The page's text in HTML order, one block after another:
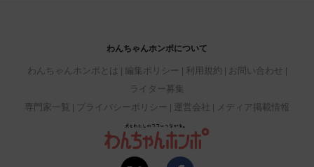
わんちゃんホンポについて
わんちゃんホンポとは 編集ポリシー 利用規約
お問い合わせ
ライター募集
専門家一覧
プライバシーポリシー 運営会社 メディア掲載情報